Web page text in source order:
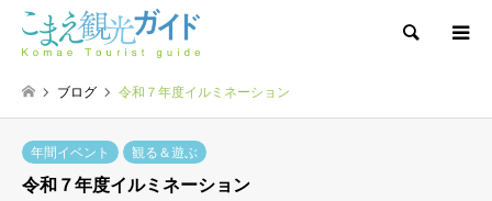
検索
ブログ 令和７年度イルミネーション
年間イベント
観る＆遊ぶ
令和７年度イルミネーション